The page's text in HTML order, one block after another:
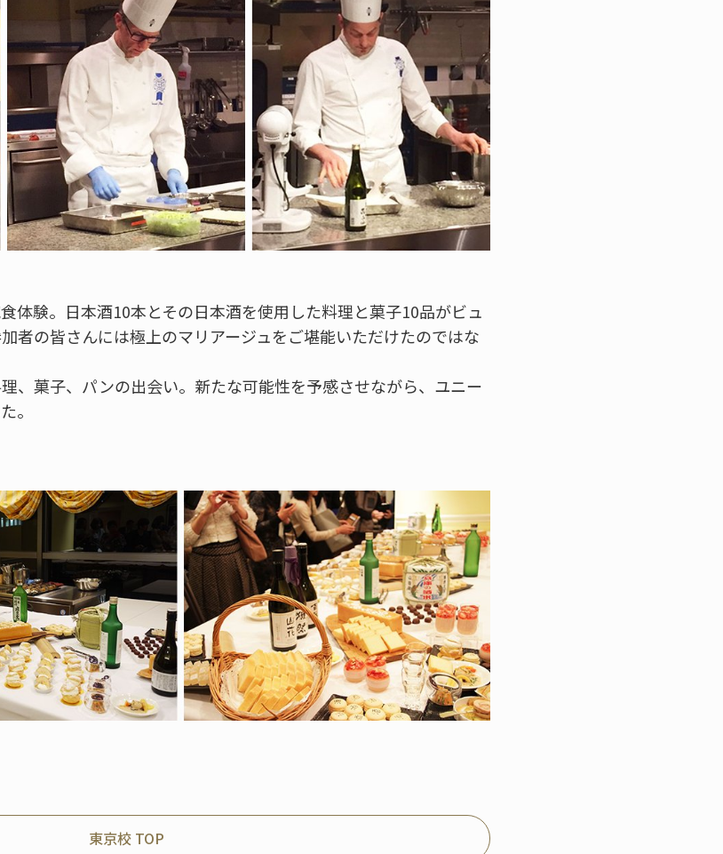
体験。日本酒10本とその日本酒を使用した料理と菓子10品がビュ
者の皆さんには極上のマリアージュをご堪能いただけたのではな
、菓子、パンの出会い。新たな可能性を予感させながら、ユニー
。
東京校 TOP